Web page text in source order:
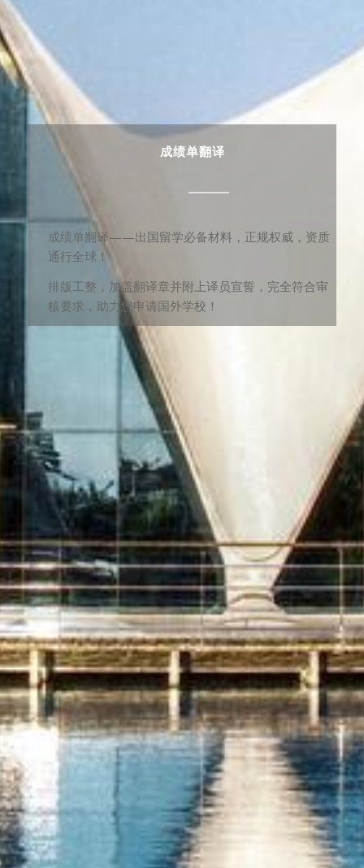
成绩单翻译
成绩单翻译——出国留学必备材料，正规权威，资质
通行全球！
排版工整，加盖翻译章并附上译员宣誓，完全符合审
核要求，助力您申请国外学校！